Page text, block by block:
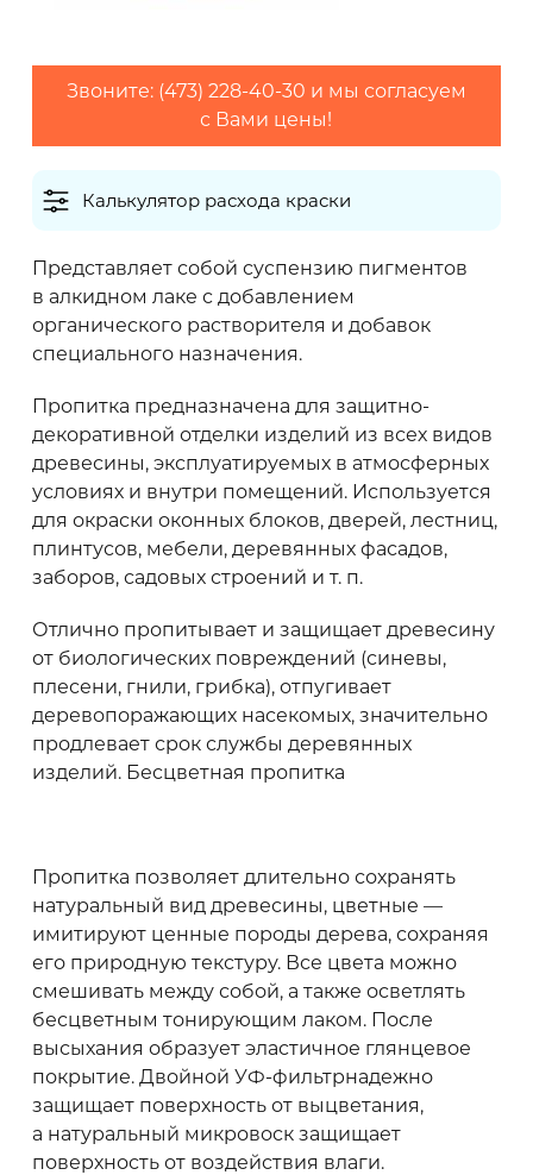
Максимальный расход (г/м2)
Количество слоев
Грунтовки обычно наносят в один слой,
финишные покрытия рекомендуется наносить
в 2 слоя
0 кг
Рекомендуем приобретатьматериал с
запасом 10-20%
Звоните: (473) 228-40-30 и мы согласуем
с Вами цены!
Калькулятор расхода краски
Представляет собой суспензию пигментов
в алкидном лаке с добавлением
органического растворителя и добавок
специального назначения.
Пропитка предназначена для защитно-
декоративной отделки изделий из всех видов
древесины, эксплуатируемых в атмосферных
условиях и внутри помещений. Используется
для окраски оконных блоков, дверей, лестниц,
плинтусов, мебели, деревянных фасадов,
заборов, садовых строений и т. п.
Отлично пропитывает и защищает древесину
от биологических повреждений (синевы,
плесени, гнили, грибка), отпугивает
деревопоражающих насекомых, значительно
продлевает срок службы деревянных
изделий. Бесцветная пропитка
Пропитка позволяет длительно сохранять
натуральный вид древесины, цветные —
имитируют ценные породы дерева, сохраняя
его природную текстуру. Все цвета можно
смешивать между собой, а также осветлять
бесцветным тонирующим лаком. После
высыхания образует эластичное глянцевое
покрытие. Двойной УФ-фильтрнадежно
защищает поверхность от выцветания,
а натуральный микровоск защищает
поверхность от воздействия влаги.